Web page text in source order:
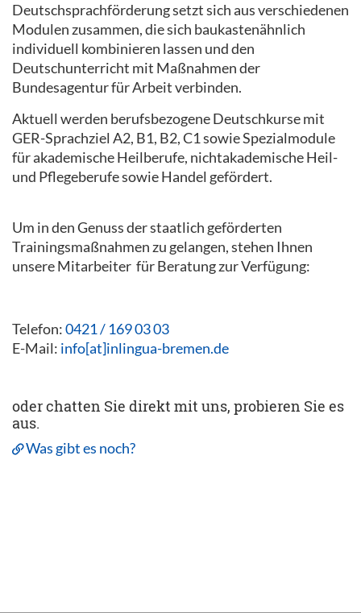
Deutschsprachförderung setzt sich aus verschiedenen
Modulen zusammen, die sich baukastenähnlich
individuell kombinieren lassen und den
Deutschunterricht mit Maßnahmen der
Bundesagentur für Arbeit verbinden.
Aktuell werden berufsbezogene Deutschkurse mit
GER-Sprachziel A2, B1, B2, C1 sowie Spezialmodule
für akademische Heilberufe, nichtakademische Heil-
und Pflegeberufe sowie Handel gefördert.
Um in den Genuss der staatlich geförderten
Trainingsmaßnahmen zu gelangen, stehen Ihnen
unsere Mitarbeiter für Beratung zur Verfügung:
Telefon:0421 / 169 03 03
E-Mail: info[at]inlingua-bremen.de
oder chatten Sie direkt mit uns, probieren Sie es
aus.
Was gibt es noch?